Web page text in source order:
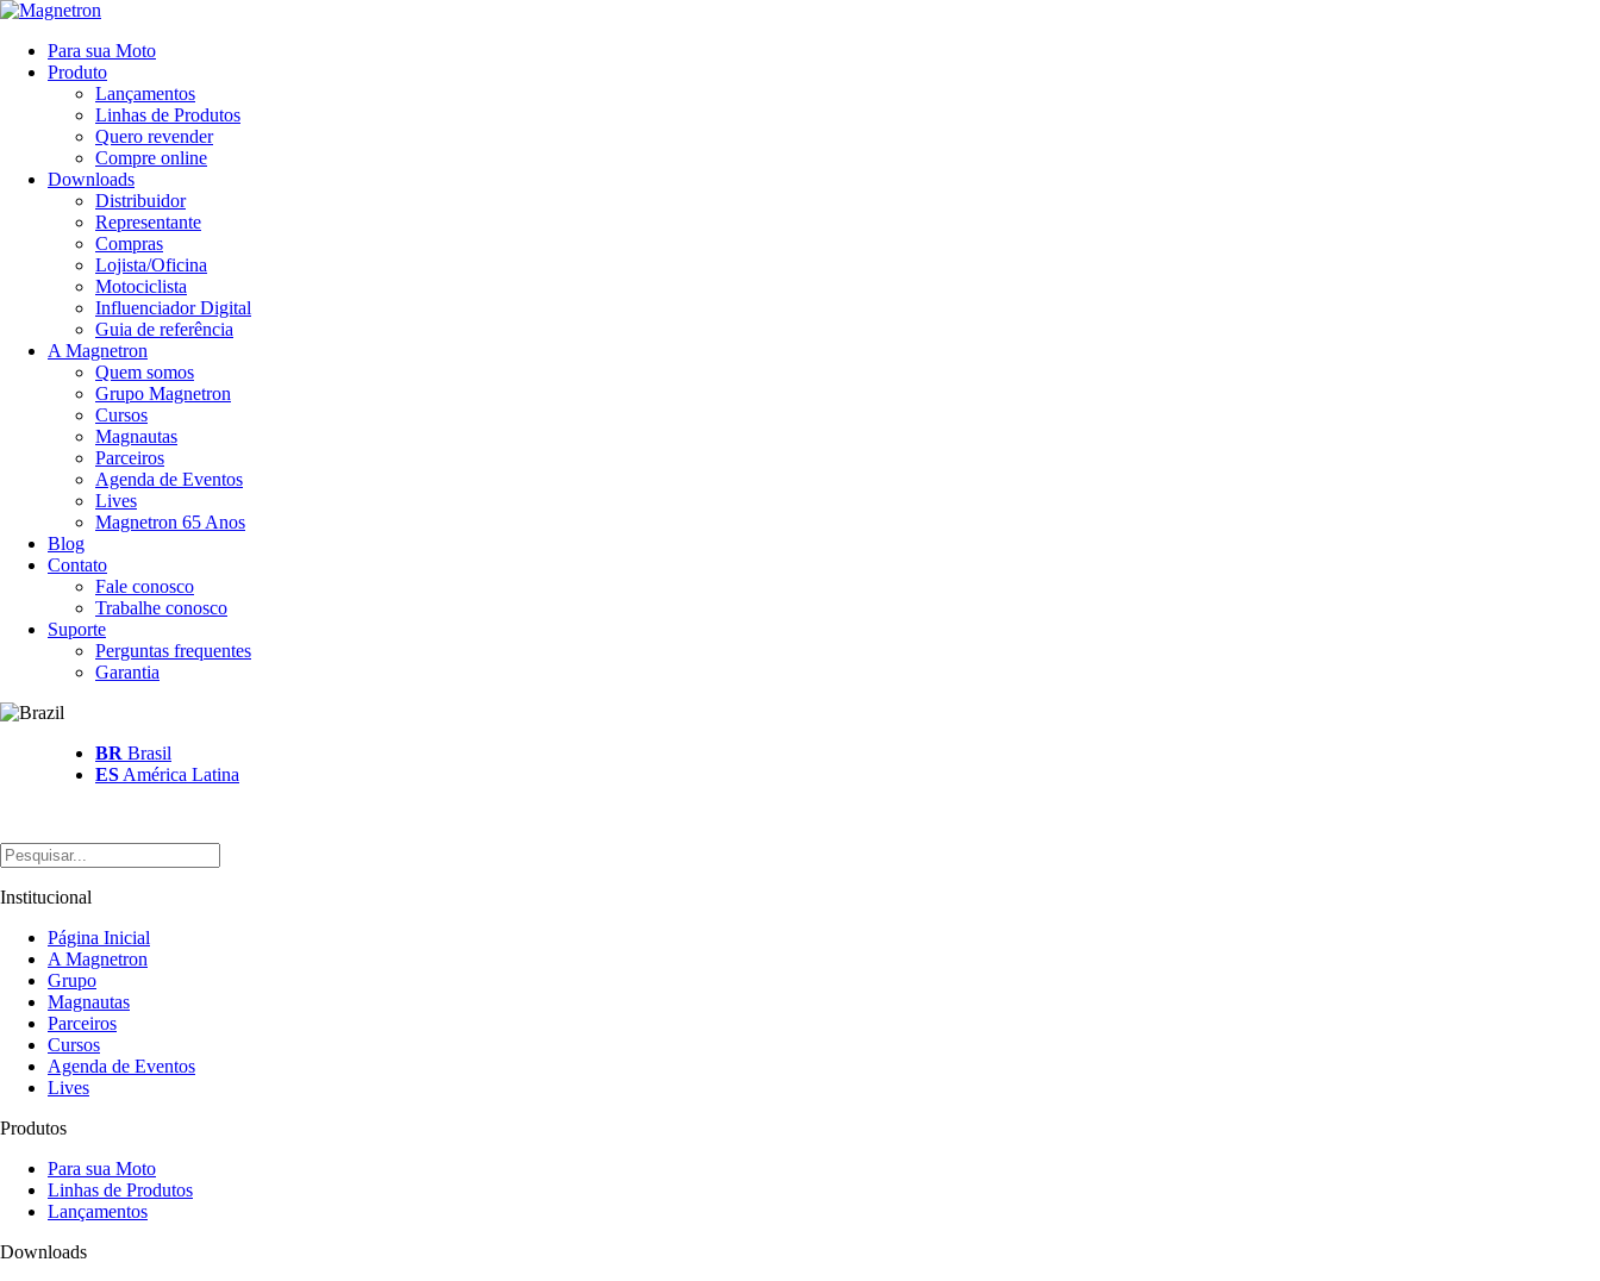
Para sua Moto
Produto
Lançamentos
Linhas de Produtos
Quero revender
Compre online
Downloads
Distribuidor
Representante
Compras
Lojista/Oficina
Motociclista
Influenciador Digital
Guia de referência
A Magnetron
Quem somos
Grupo Magnetron
Cursos
Magnautas
Parceiros
Agenda de Eventos
Lives
Magnetron 65 Anos
Blog
Contato
Fale conosco
Trabalhe conosco
Suporte
Perguntas frequentes
Garantia
BR Brasil
ES América Latina
Institucional
Página Inicial
A Magnetron
Grupo
Magnautas
Parceiros
Cursos
Agenda de Eventos
Lives
Produtos
Para sua Moto
Linhas de Produtos
Lançamentos
Downloads